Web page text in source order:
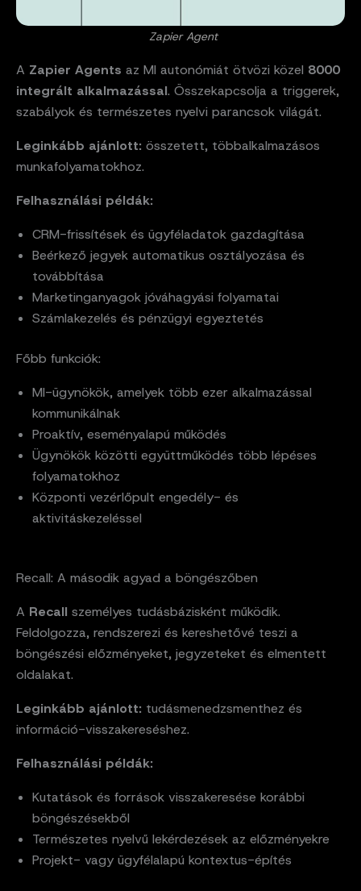
Zapier Agent
A Zapier Agents az MI autonómiát ötvözi közel 8000
integrált alkalmazással. Összekapcsolja a triggerek,
szabályok és természetes nyelvi parancsok világát.
Leginkább ajánlott: összetett, többalkalmazásos
munkafolyamatokhoz.
Felhasználási példák:
CRM-frissítések és ügyféladatok gazdagítása
Beérkező jegyek automatikus osztályozása és
továbbítása
Marketinganyagok jóváhagyási folyamatai
Számlakezelés és pénzügyi egyeztetés
Főbb funkciók:
MI-ügynökök, amelyek több ezer alkalmazással
kommunikálnak
Proaktív, eseményalapú működés
Ügynökök közötti együttműködés több lépéses
folyamatokhoz
Központi vezérlőpult engedély- és
aktivitáskezeléssel
Recall: A második agyad a böngészőben
A Recall személyes tudásbázisként működik.
Feldolgozza, rendszerezi és kereshetővé teszi a
böngészési előzményeket, jegyzeteket és elmentett
oldalakat.
Leginkább ajánlott: tudásmenedzsmenthez és
információ-visszakereséshez.
Felhasználási példák:
Kutatások és források visszakeresése korábbi
böngészésekből
Természetes nyelvű lekérdezések az előzményekre
Projekt- vagy ügyfélalapú kontextus-építés